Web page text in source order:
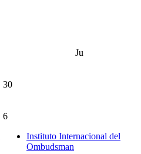
Ju
30
6
Instituto Internacional del
Ombudsman